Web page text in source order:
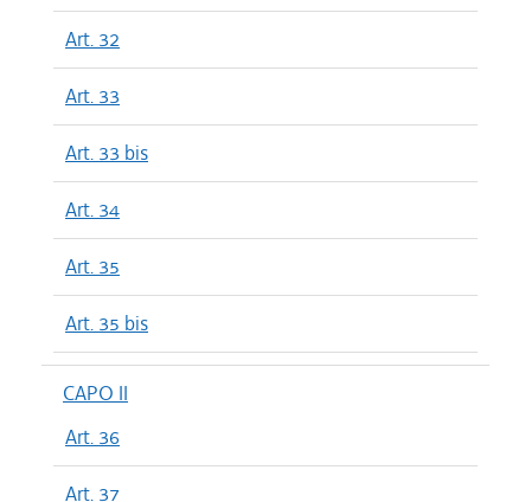
Art. 32
Art. 33
Art. 33 bis
Art. 34
Art. 35
Art. 35 bis
CAPO II
Art. 36
Art. 37